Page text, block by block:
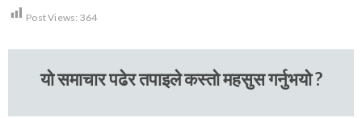
Post Views: 364
यो समाचार पढेर तपाइले कस्तो महसुस गर्नुभयो ?